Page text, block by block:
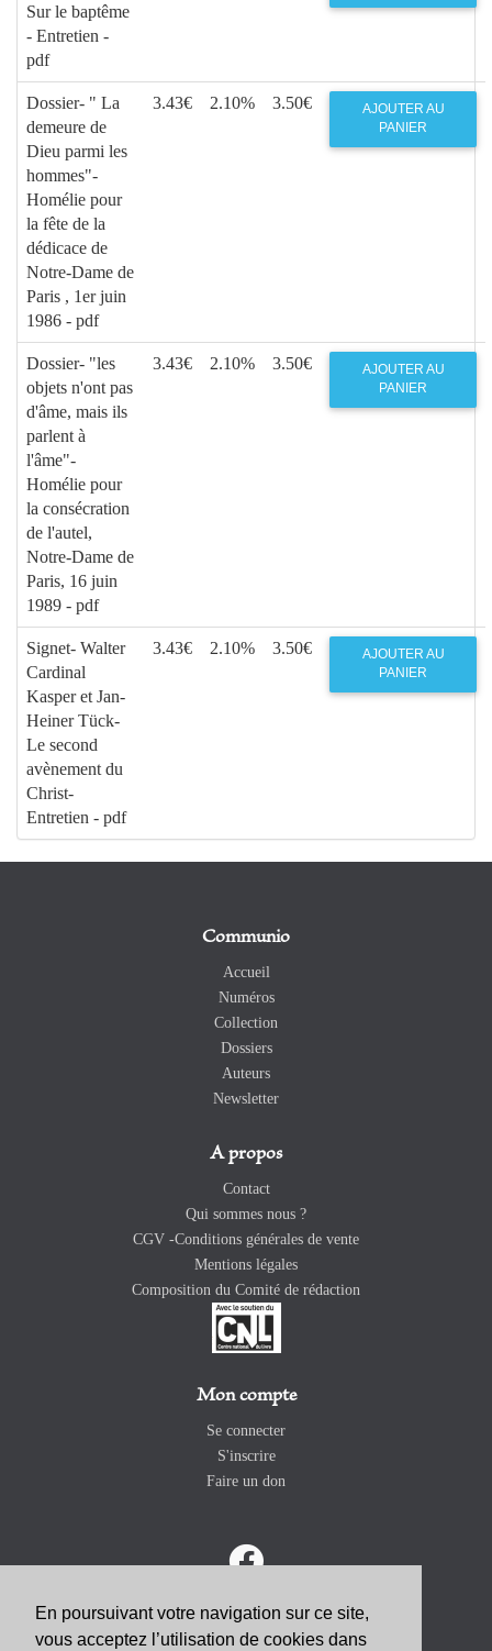
En poursuivant votre navigation sur ce site,
vous acceptez l’utilisation de cookies dans
Sur le baptême
- Entretien -
pdf
Dossier- " La
demeure de
Dieu parmi les
hommes"-
Homélie pour
la fête de la
dédicace de
Notre-Dame de
Paris , 1er juin
1986 - pdf
3.43€ 2.10% 3.50€
AJOUTER AU
PANIER
Dossier- "les
objets n'ont pas
d'âme, mais ils
parlent à
l'âme"-
Homélie pour
la consécration
de l'autel,
Notre-Dame de
Paris, 16 juin
1989 - pdf
3.43€ 2.10% 3.50€
AJOUTER AU
PANIER
Signet- Walter
Cardinal
Kasper et Jan-
Heiner Tück-
Le second
avènement du
Christ-
Entretien - pdf
3.43€ 2.10% 3.50€
AJOUTER AU
PANIER
Communio
Accueil
Numéros
Collection
Dossiers
Auteurs
Newsletter
A propos
Contact
Qui sommes nous ?
CGV -Conditions générales de vente
Mentions légales
Composition du Comité de rédaction
Mon compte
Se connecter
S'inscrire
Faire un don
ABONNEZ-VOUS